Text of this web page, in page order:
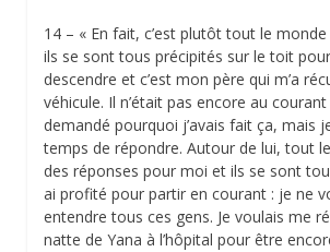
14 – « En fait, c’est plutôt tout le monde
ils se sont tous précipités sur le toit
descendre et c’est mon père qui m’a
véhicule. Il n’était pas encore au courant
demandé pourquoi j’avais fait ça, mais
temps de répondre. Autour de lui, tout
des réponses pour moi et ils se sont
ai profité pour partir en courant : je ne
entendre tous ces gens. Je voulais me
natte de Yana à l’hôpital pour être